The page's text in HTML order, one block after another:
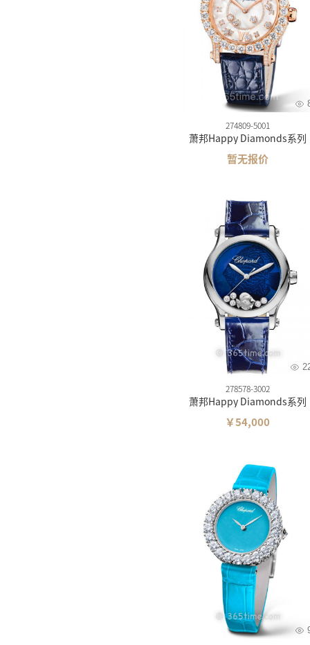
274809-5001
萧邦Happy Diamonds系列
暂无报价
278578-3002
萧邦Happy Diamonds系列
￥54,000